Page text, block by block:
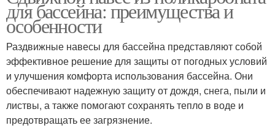
для бассейна: преимущества и
особенности
Раздвижные навесы для бассейна представляют собой
эффективное решение для защиты от погодных условий
и улучшения комфорта использования бассейна. Они
обеспечивают надежную защиту от дождя, снега, пыли и
листвы, а также помогают сохранять тепло в воде и
предотвращать ее загрязнение.